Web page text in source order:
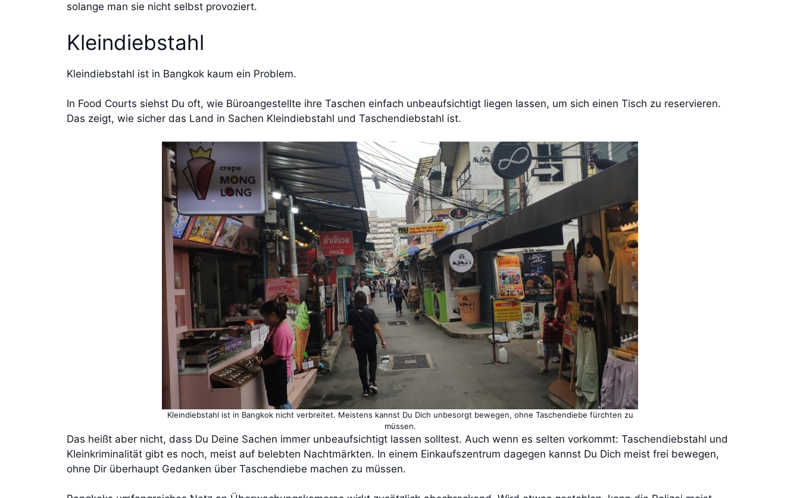
solange man sie nicht selbst provoziert.
Kleindiebstahl
Kleindiebstahl ist in Bangkok kaum ein Problem.
In Food Courts siehst Du oft, wie Büroangestellte ihre Taschen einfach unbeaufsichtigt liegen lassen, um sich einen Tisch zu reservieren.
Das zeigt, wie sicher das Land in Sachen Kleindiebstahl und Taschendiebstahl ist.
Kleindiebstahl ist in Bangkok nicht verbreitet. Meistens kannst Du Dich unbesorgt bewegen, ohne Taschendiebe fürchten zu
müssen.
Das heißt aber nicht, dass Du Deine Sachen immer unbeaufsichtigt lassen solltest. Auch wenn es selten vorkommt: Taschendiebstahl und
Kleinkriminalität gibt es noch, meist auf belebten Nachtmärkten. In einem Einkaufszentrum dagegen kannst Du Dich meist frei bewegen,
ohne Dir überhaupt Gedanken über Taschendiebe machen zu müssen.